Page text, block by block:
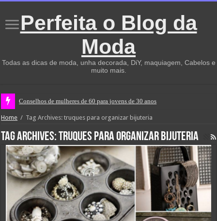
Perfeita o Blog da
Moda
Todas as dicas de moda, unha decorada, DiY, maquiagem, Cabelos e
muito mais.
Conselhos de mulheres de 60 para jovens de 30 anos
Home / Tag Archives: truques para organizar bijuteria
Tag Archives:truques para organizar bijuteria